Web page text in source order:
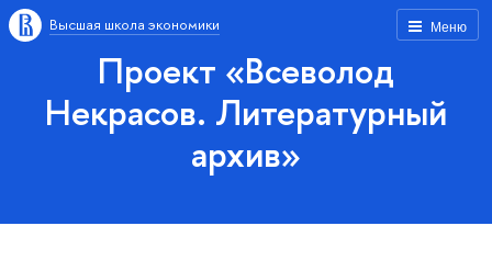
Меню
Высшая школа экономики
Проект «Всеволод
Некрасов. Литературный
архив»